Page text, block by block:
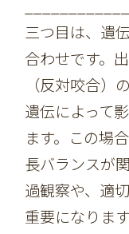
三つ目は、遺
合わせです。
（反対咬合）
遺伝によって
ます。この場
長バランスが
過観察や、適
重要になります